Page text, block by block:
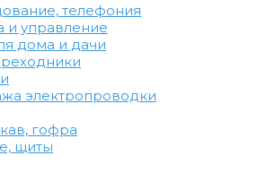
телефония
и управление
дома и дачи
электропроводки
гофра
щиты